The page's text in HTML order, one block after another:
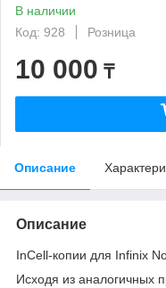
В наличии
Код: 928
Розница
10 000 ₸
Описание
Описание
InCell-копии для Infinix
Исходя из аналогичных